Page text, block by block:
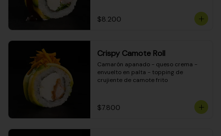
$8.200
Crispy Camote Roll
Camarón apanado - queso crema -
envuelto en palta - topping de
crujiente de camote frito
$7.800